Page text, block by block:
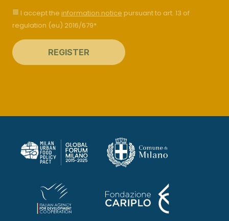
I accept the information notice pursuant to art. 13 of
regulation (eu) 2016/679*